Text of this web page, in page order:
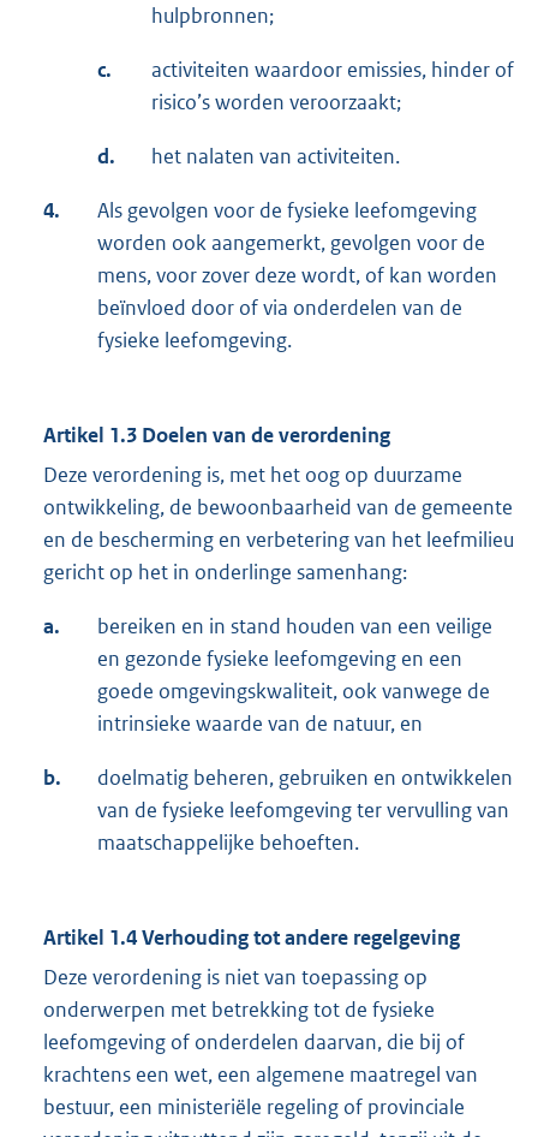
hulpbronnen;
c.
activiteiten waardoor emissies, hinder of
risico’s worden veroorzaakt;
d. het nalaten van activiteiten.
4.
Als gevolgen voor de fysieke leefomgeving
worden ook aangemerkt, gevolgen voor de
mens, voor zover deze wordt, of kan worden
beïnvloed door of via onderdelen van de
fysieke leefomgeving.
Artikel 1.3 Doelen van de verordening
Deze verordening is, met het oog op duurzame
ontwikkeling, de bewoonbaarheid van de gemeente
en de bescherming en verbetering van het leefmilieu
gericht op het in onderlinge samenhang:
a.
bereiken en in stand houden van een veilige
en gezonde fysieke leefomgeving en een
goede omgevingskwaliteit, ook vanwege de
intrinsieke waarde van de natuur, en
b.
doelmatig beheren, gebruiken en ontwikkelen
van de fysieke leefomgeving ter vervulling van
maatschappelijke behoeften.
Artikel 1.4 Verhouding tot andere regelgeving
Deze verordening is niet van toepassing op
onderwerpen met betrekking tot de fysieke
leefomgeving of onderdelen daarvan, die bij of
krachtens een wet, een algemene maatregel van
bestuur, een ministeriële regeling of provinciale